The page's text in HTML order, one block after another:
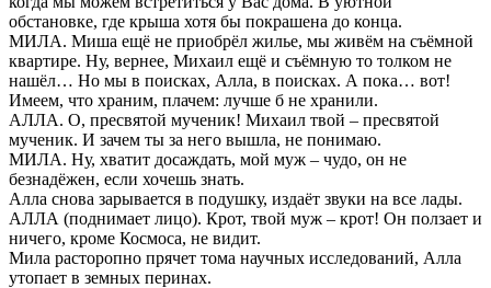
обстановке, где крыша хотя бы покрашена до конца.
МИЛА. Миша ещё не приобрёл жилье, мы живём на съёмной
квартире. Ну, вернее, Михаил ещё и съёмную то толком не
нашёл… Но мы в поисках, Алла, в поисках. А пока… вот!
Имеем, что храним, плачем: лучше б не хранили.
АЛЛА. О, пресвятой мученик! Михаил твой – пресвятой
мученик. И зачем ты за него вышла, не понимаю.
МИЛА. Ну, хватит досаждать, мой муж – чудо, он не
безнадёжен, если хочешь знать.
Алла снова зарывается в подушку, издаёт звуки на все лады.
АЛЛА (поднимает лицо). Крот, твой муж – крот! Он ползает и
ничего, кроме Космоса, не видит.
Мила расторопно прячет тома научных исследований, Алла
утопает в земных перинах.